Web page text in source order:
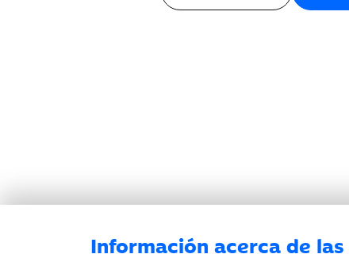
Información acerca de